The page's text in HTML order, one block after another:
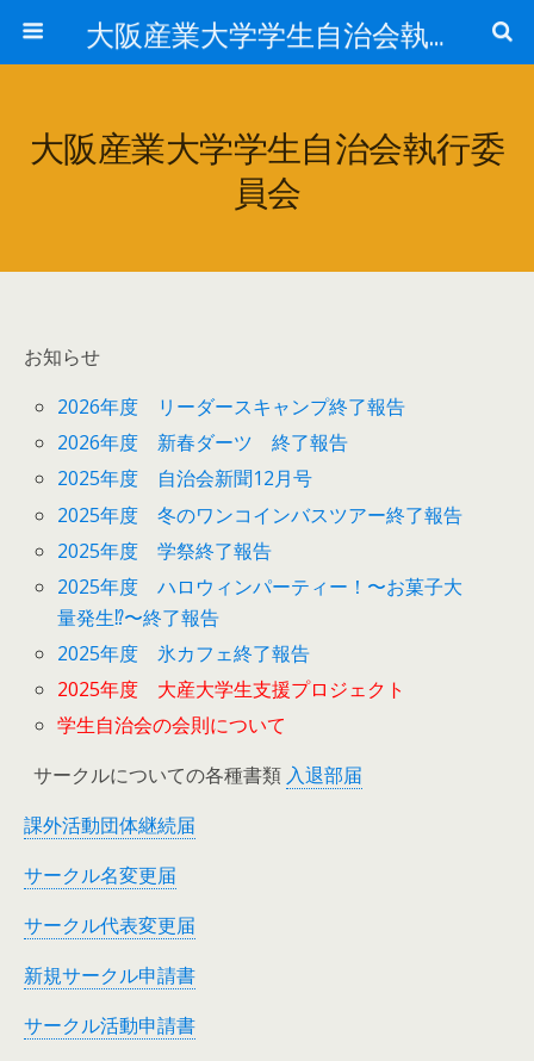
大阪産業大学学生自治会執行委員会
大阪産業大学学生自治会執行委
員会
お知らせ
2026年度 リーダースキャンプ終了報告
2026年度 新春ダーツ 終了報告
2025年度 自治会新聞12月号
2025年度 冬のワンコインバスツアー終了報告
2025年度 学祭終了報告
2025年度 ハロウィンパーティー！〜お菓子大
量発生⁉︎〜終了報告
2025年度 氷カフェ終了報告
2025年度 大産大学生支援プロジェクト
学生自治会の会則について
サークルについての各種書類 入退部届
課外活動団体継続届
サークル名変更届
サークル代表変更届
新規サークル申請書
サークル活動申請書